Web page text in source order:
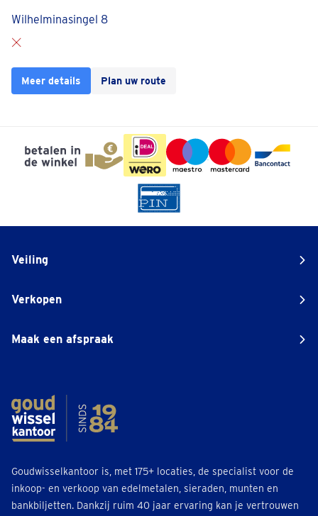
Wilhelminasingel 8
Meer details Plan uw route
Veiling
Verkopen
Maak een afspraak
Goudwisselkantoor is, met 175+ locaties, de specialist voor de
inkoop- en verkoop van edelmetalen, sieraden, munten en
bankbiljetten. Dankzij ruim 40 jaar ervaring kan je vertrouwen